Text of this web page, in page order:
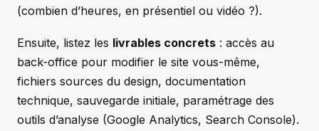
(combien d’heures, en présentiel ou vidéo ?).
Ensuite, listez les livrables concrets : accès au
back-office pour modifier le site vous-même,
fichiers sources du design, documentation
technique, sauvegarde initiale, paramétrage des
outils d’analyse (Google Analytics, Search Console).